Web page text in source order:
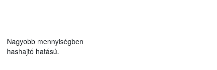
Nagyobb mennyiségben
hashajtó hatású.